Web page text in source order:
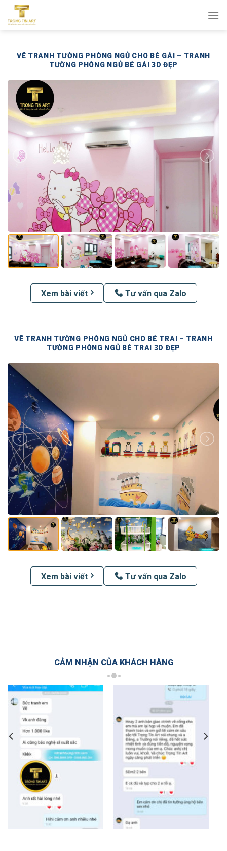
qua
VẼ TRANH TƯỜNG PHÒNG NGỦ CHO BÉ GÁI – TRANH
TƯỜNG PHÒNG NGỦ BÉ GÁI 3D ĐẸP
Xem bài viết Tư vấn qua Zalo
VẼ TRANH TƯỜNG PHÒNG NGỦ CHO BÉ TRAI – TRANH
TƯỜNG PHÒNG NGỦ BÉ TRAI 3D ĐẸP
Xem bài viết Tư vấn qua Zalo
CẢM NHẬN CỦA KHÁCH HÀNG